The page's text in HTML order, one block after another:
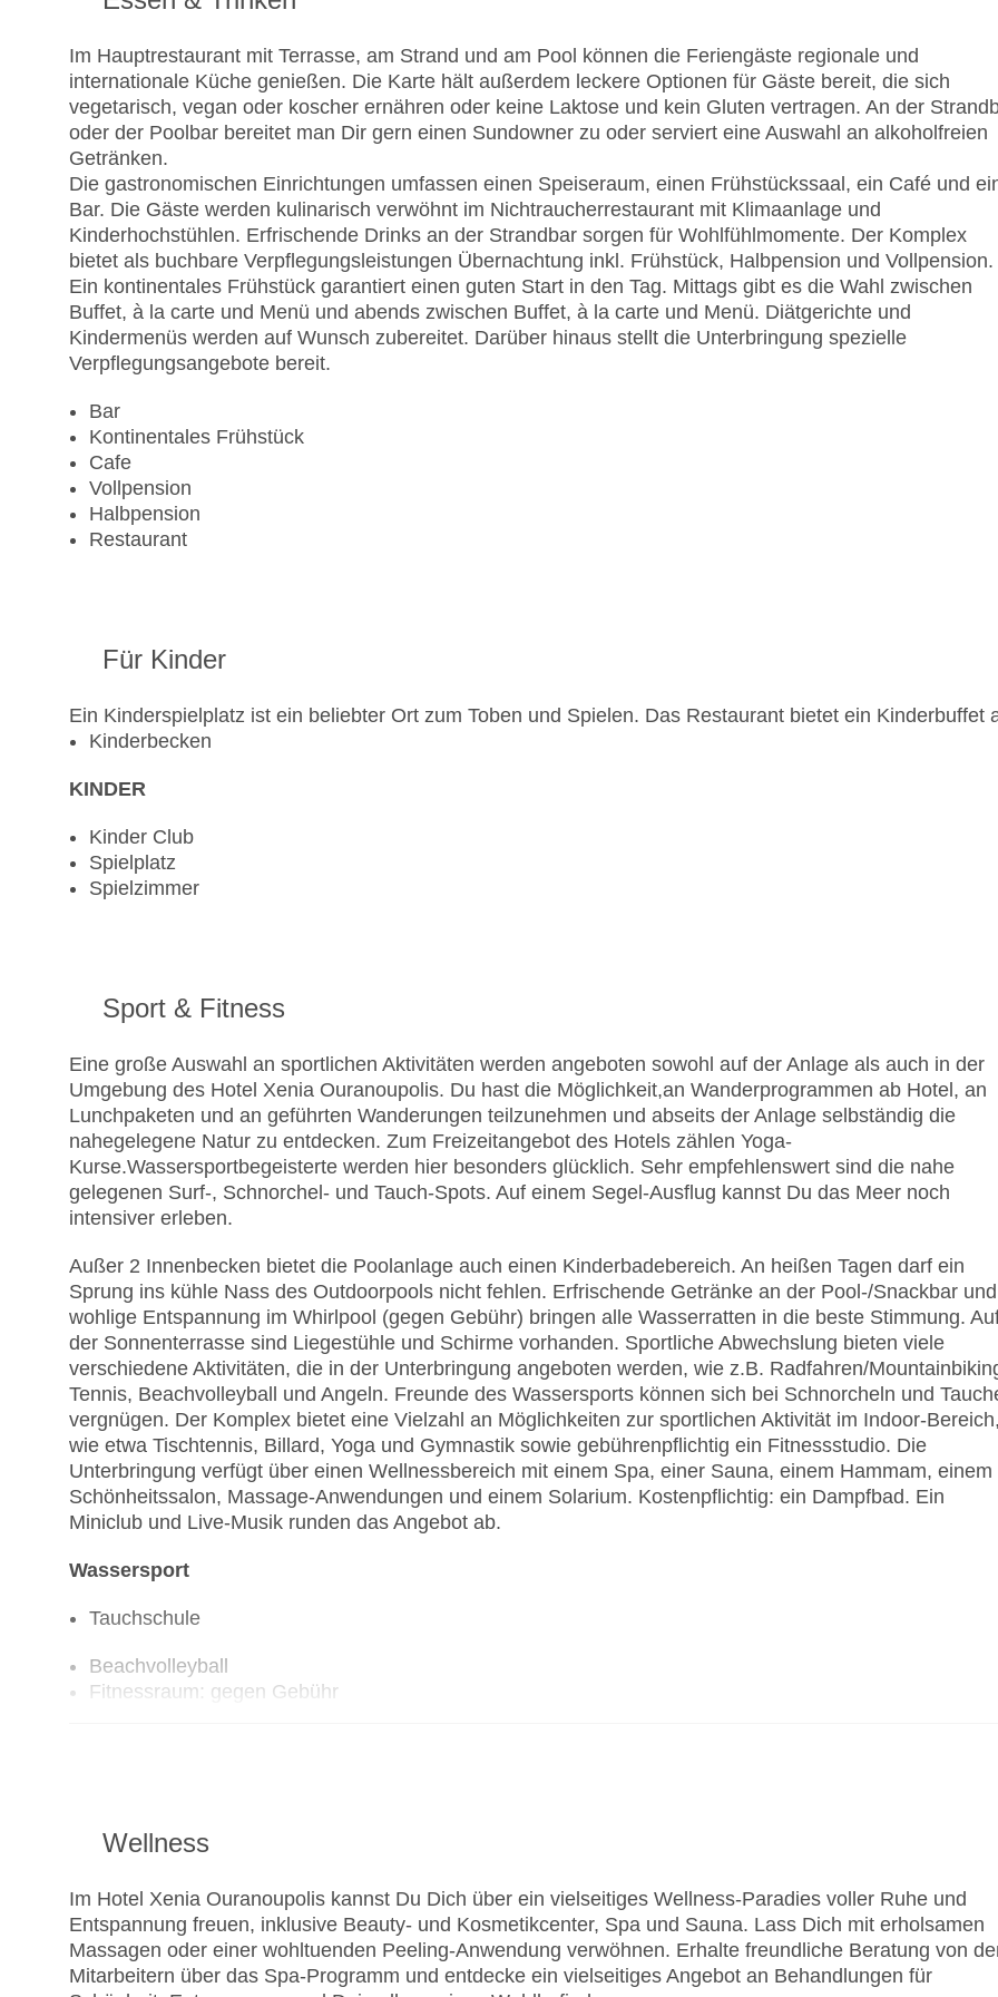
Lift
Minimarkt
Anzahl der Aufzüge: 1
Haustiere
Sonnenterrasse
Pools:Kinderbecken, Indoor Pool, Outdoor Pool,
am Pool: gegen Gebühr
Zahlungsarten: American Express, Mastercard,
Landeskategorie: 4 Sterne
Im Hauptrestaurant mit Terrasse, am Strand und am Pool können die Feriengäste regionale und
internationale Küche genießen. Die Karte hält außerdem leckere Optionen für Gäste bereit, die sich
vegetarisch, vegan oder koscher ernähren oder keine Laktose und kein Gluten vertragen. An der
oder der Poolbar bereitet man Dir gern einen Sundowner zu oder serviert eine Auswahl an alkoholfreien
Getränken.
Die gastronomischen Einrichtungen umfassen einen Speiseraum, einen Frühstückssaal, ein Café und
Bar. Die Gäste werden kulinarisch verwöhnt im Nichtraucherrestaurant mit Klimaanlage und
Kinderhochstühlen. Erfrischende Drinks an der Strandbar sorgen für Wohlfühlmomente. Der Komplex
bietet als buchbare Verpflegungsleistungen Übernachtung inkl. Frühstück, Halbpension und Vollpension.
Ein kontinentales Frühstück garantiert einen guten Start in den Tag. Mittags gibt es die Wahl zwischen
Buffet, à la carte und Menü und abends zwischen Buffet, à la carte und Menü. Diätgerichte und
Kindermenüs werden auf Wunsch zubereitet. Darüber hinaus stellt die Unterbringung spezielle
Verpflegungsangebote bereit.
Bar
Kontinentales Frühstück
Cafe
Vollpension
Halbpension
Restaurant
Für Kinder
Ein Kinderspielplatz ist ein beliebter Ort zum Toben und Spielen. Das Restaurant bietet ein Kinderbuffet
Kinderbecken
KINDER
Kinder Club
Spielplatz
Spielzimmer
Sport & Fitness
Eine große Auswahl an sportlichen Aktivitäten werden angeboten sowohl auf der Anlage als auch in der
Umgebung des Hotel Xenia Ouranoupolis. Du hast die Möglichkeit,an Wanderprogrammen ab Hotel, an
Lunchpaketen und an geführten Wanderungen teilzunehmen und abseits der Anlage selbständig die
nahegelegene Natur zu entdecken. Zum Freizeitangebot des Hotels zählen Yoga-
Kurse.Wassersportbegeisterte werden hier besonders glücklich. Sehr empfehlenswert sind die nahe
gelegenen Surf-, Schnorchel- und Tauch-Spots. Auf einem Segel-Ausflug kannst Du das Meer noch
intensiver erleben.
Außer 2 Innenbecken bietet die Poolanlage auch einen Kinderbadebereich. An heißen Tagen darf ein
Sprung ins kühle Nass des Outdoorpools nicht fehlen. Erfrischende Getränke an der Pool-/Snackbar und
wohlige Entspannung im Whirlpool (gegen Gebühr) bringen alle Wasserratten in die beste Stimmung.
der Sonnenterrasse sind Liegestühle und Schirme vorhanden. Sportliche Abwechslung bieten viele
verschiedene Aktivitäten, die in der Unterbringung angeboten werden, wie z.B. Radfahren/
Tennis, Beachvolleyball und Angeln. Freunde des Wassersports können sich bei Schnorcheln und
vergnügen. Der Komplex bietet eine Vielzahl an Möglichkeiten zur sportlichen Aktivität im Indoor-
wie etwa Tischtennis, Billard, Yoga und Gymnastik sowie gebührenpflichtig ein Fitnessstudio. Die
Unterbringung verfügt über einen Wellnessbereich mit einem Spa, einer Sauna, einem Hammam, einem
Schönheitssalon, Massage-Anwendungen und einem Solarium. Kostenpflichtig: ein Dampfbad. Ein
Miniclub und Live-Musik runden das Angebot ab.
Wassersport
Tauchschule
Beachvolleyball
Fitnessraum: gegen Gebühr
Wellness
Im Hotel Xenia Ouranoupolis kannst Du Dich über ein vielseitiges Wellness-Paradies voller Ruhe und
Entspannung freuen, inklusive Beauty- und Kosmetikcenter, Spa und Sauna. Lass Dich mit erholsamen
Massagen oder einer wohltuenden Peeling-Anwendung verwöhnen. Erhalte freundliche Beratung von
Mitarbeitern über das Spa-Programm und entdecke ein vielseitiges Angebot an Behandlungen für